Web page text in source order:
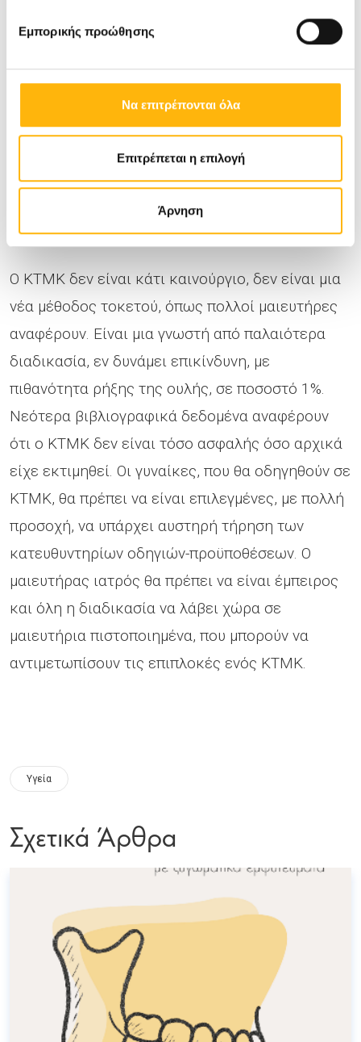
Εμπορικής προώθησης
Να επιτρέπονται όλα
Επιτρέπεται η επιλογή
Άρνηση
αφαιρείται η μήτρα, με αποτέλεσμα η
γυναίκα, να μη μπορεί να κυοφορήσει
μελλοντικά.
Η γυναίκα που θα συναινέσει σε ΚΤΜΚ, θα πρέπει
να είναι πολύ καλά ενημερωμένη όσον αναφορά
όλα όσα προαναφέρθηκαν κι ιδιαιτέρως περί
των κινδύνων που διατρέχει.
Ο ΚΤΜΚ δεν είναι κάτι καινούργιο, δεν είναι μια
νέα μέθοδος τοκετού, όπως πολλοί μαιευτήρες
αναφέρουν. Είναι μια γνωστή από παλαιότερα
διαδικασία, εν δυνάμει επικίνδυνη, με
πιθανότητα ρήξης της ουλής, σε ποσοστό 1%.
Νεότερα βιβλιογραφικά δεδομένα αναφέρουν
ότι ο ΚΤΜΚ δεν είναι τόσο ασφαλής όσο αρχικά
είχε εκτιμηθεί. Οι γυναίκες, που θα οδηγηθούν σε
ΚΤΜΚ, θα πρέπει να είναι επιλεγμένες, με πολλή
προσοχή, να υπάρχει αυστηρή τήρηση των
κατευθυντηρίων οδηγιών-προϋποθέσεων. Ο
μαιευτήρας ιατρός θα πρέπει να είναι έμπειρος
και όλη η διαδικασία να λάβει χώρα σε
μαιευτήρια πιστοποιημένα, που μπορούν να
αντιμετωπίσουν τις επιπλοκές ενός ΚΤΜΚ.
Υγεία
Σχετικά Άρθρα